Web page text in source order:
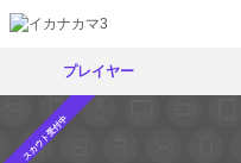
プレイヤー
スカウト受付中